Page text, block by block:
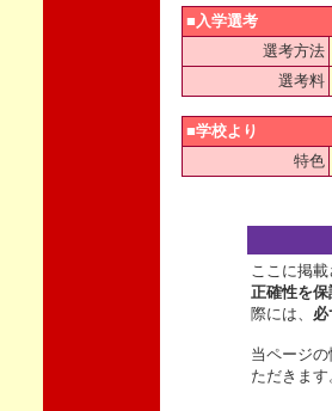
■入学選考
選考方法
選考料
■学校より
特色
ここに掲
正確性を
際には、
当ページ
ただきま